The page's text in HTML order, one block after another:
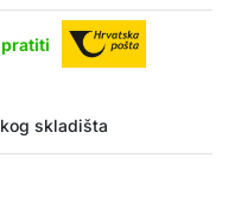
pratiti
skladišta